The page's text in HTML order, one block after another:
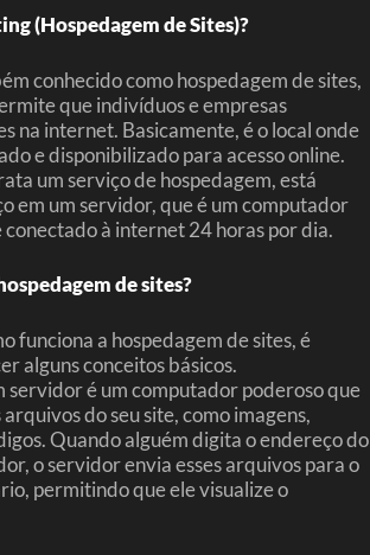
(Hospedagem de Sites)?
conhecido como hospedagem de sites,
que indivíduos e empresas
na internet. Basicamente, é o local onde
e disponibilizado para acesso online.
um serviço de hospedagem, está
em um servidor, que é um computador
à internet 24 horas por dia.
de sites?
funciona a hospedagem de sites, é
alguns conceitos básicos.
servidor é um computador poderoso que
do seu site, como imagens,
Quando alguém digita o endereço do
o servidor envia esses arquivos para o
permitindo que ele visualize o